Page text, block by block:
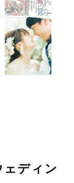
ェディン